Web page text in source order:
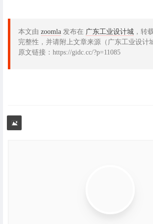
本文由 zoomla 发布在 广东工业设计城 ，转
完整性，并请附上文章来源（广东工业设计
原文链接：https://gidc.cc/?p=11085